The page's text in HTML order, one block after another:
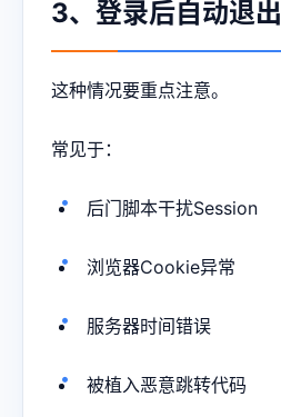
3、登录后自动退出
这种情况要重点注意。
常见于：
后门脚本干扰Session
浏览器Cookie异常
服务器时间错误
被植入恶意跳转代码